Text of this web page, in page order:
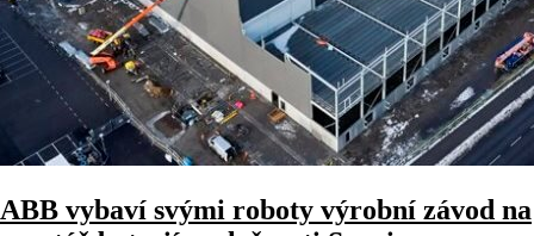
ABB vybaví svými roboty výrobní závod na